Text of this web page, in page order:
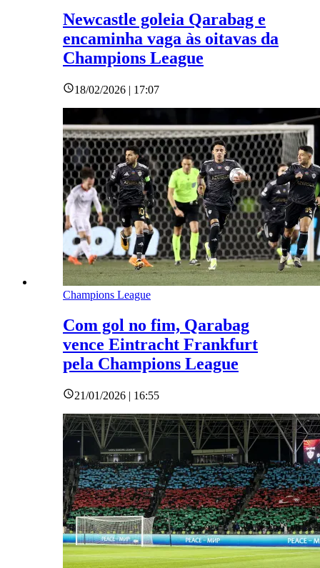
Newcastle goleia Qarabag e
encaminha vaga às oitavas da
Champions League
18/02/2026 | 17:07
Champions League
Com gol no fim, Qarabag
vence Eintracht Frankfurt
pela Champions League
21/01/2026 | 16:55